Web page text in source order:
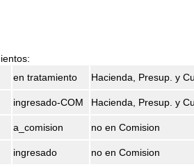
en tratamiento
Hacienda, Presup. y
ingresado-COM
Hacienda, Presup. y
a_comision
no en Comision
ingresado no en Comision